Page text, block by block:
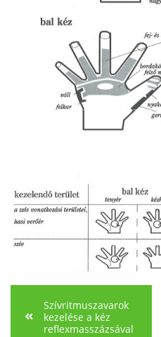
Szívritmuszavarok
kezelése a kéz
reflexmasszázsával